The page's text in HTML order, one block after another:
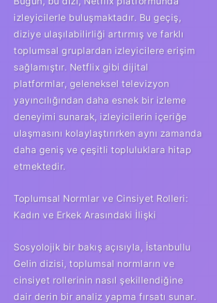
izleyicilerle buluşmaktadır. Bu geçiş,
diziye ulaşılabilirliği artırmış ve farklı
toplumsal gruplardan izleyicilere erişim
sağlamıştır. Netflix gibi dijital
platformlar, geleneksel televizyon
yayıncılığından daha esnek bir izleme
deneyimi sunarak, izleyicilerin içeriğe
ulaşmasını kolaylaştırırken aynı zamanda
daha geniş ve çeşitli topluluklara hitap
etmektedir.
Toplumsal Normlar ve Cinsiyet Rolleri:
Kadın ve Erkek Arasındaki İlişki
Sosyolojik bir bakış açısıyla, İstanbullu
Gelin dizisi, toplumsal normların ve
cinsiyet rollerinin nasıl şekillendiğine
dair derin bir analiz yapma fırsatı sunar.